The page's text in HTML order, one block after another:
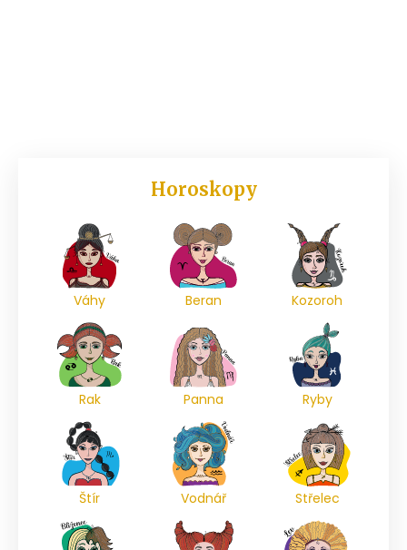
Horoskopy
Váhy Beran Kozoroh
Rak Panna Ryby
Štír Vodnář Střelec